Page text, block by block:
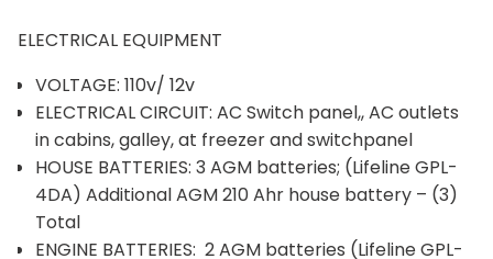
ELECTRICAL EQUIPMENT
VOLTAGE: 110v/ 12v
ELECTRICAL CIRCUIT: AC Switch panel,, AC outlets
in cabins, galley, at freezer and switchpanel
HOUSE BATTERIES: 3 AGM batteries; (Lifeline GPL-
4DA) Additional AGM 210 Ahr house battery – (3)
Total
ENGINE BATTERIES: 2 AGM batteries (Lifeline GPL-